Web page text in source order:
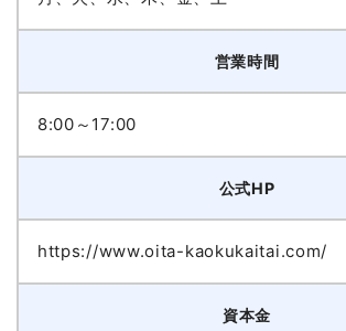
営業時間
8:00～17:00
公式HP
https://www.oita-kaokukaitai.com/
資本金